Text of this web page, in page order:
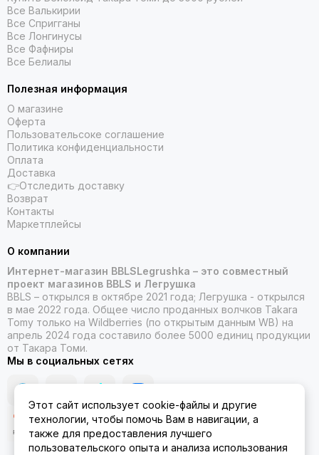
Все Валькирии
Все Спригганы
Все Лонгинусы
Все Фафниры
Все Белиалы
Полезная информация
О магазине
Оферта
Пользовательсоке соглашение
Политика конфиденциальности
Оплата
Доставка
👉Отследить доставку
Возврат
Контакты
Маркетплейсы
О компании
Интернет-магазин BBLSLegrushka – это совместный
проект магазинов BBLS и Легрушка
BBLS – открылся в октябре 2021 года; Легрушка - открылся
в мае 2022 года. Общее число проданных волчков Takara
Tomy только на Wildberries (по открытым данным WB) на
апрель 2024 года составило более 5000 единиц продукции
от Такара Томи.
Мы в социальных сетях
Этот сайт использует cookie-файлы и другие
технологии, чтобы помочь Вам в навигации, а
также для предоставления лучшего
пользовательского опыта и анализа использования